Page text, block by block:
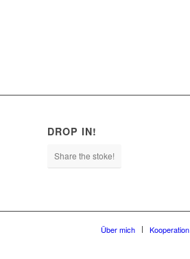
DROP IN!
Share the stoke!
Über mich Kooperation